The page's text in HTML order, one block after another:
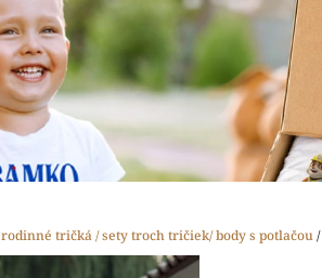
rodinné tričká / sety troch tričiek/ body s potlačou/